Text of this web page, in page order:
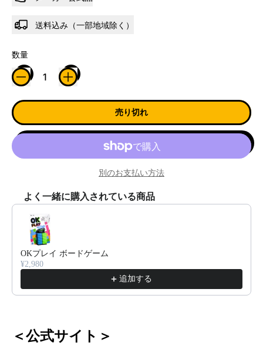
送料込み（一部地域除く）
数量
売り切れ
別のお支払い方法
よく一緒に購入されている商品
Use the Previous and Next buttons to navigate through product
OKプレイ ボードゲーム
¥2,980
追加する
＜公式サイト＞